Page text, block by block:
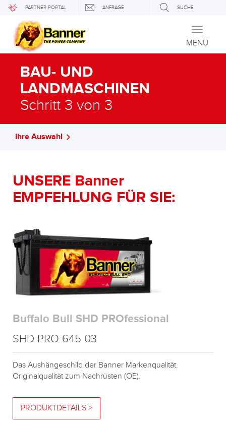
PARTNER PORTAL ANFRAGE SUCHE
Toggle
MENÜ
BAU- UND
LANDMASCHINEN
Schritt 3 von 3
Ihre Auswahl
UNSERE Banner
EMPFEHLUNG FÜR SIE:
Buffalo Bull SHD PROfessional
SHD PRO 645 03
Das Aushängeschild der Banner Markenqualität.
Originalqualität zum Nachrüsten (OE).
PRODUKTDETAILS >